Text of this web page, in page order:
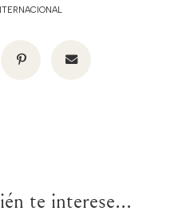
te interese...